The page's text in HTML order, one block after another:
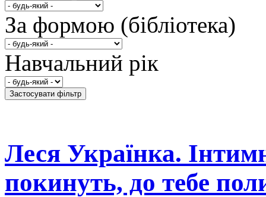
За формою (бібліотека)
Навчальний рік
Леся Українка.
покинуть, до тебе